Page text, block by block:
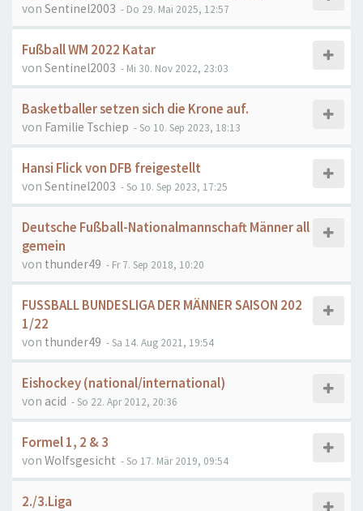
von Sentinel2003 - Do 29. Mai 2025, 12:57
Fußball WM 2022 Katar
von Sentinel2003 - Mi 30. Nov 2022, 23:03
Basketballer setzen sich die Krone auf.
von Familie Tschiep - So 10. Sep 2023, 18:13
Hansi Flick von DFB freigestellt
von Sentinel2003 - So 10. Sep 2023, 17:25
Deutsche Fußball-Nationalmannschaft Männer all
gemein
von thunder49 - Fr 7. Sep 2018, 10:20
FUSSBALL BUNDESLIGA DER MÄNNER SAISON 202
1/22
von thunder49 - Sa 14. Aug 2021, 19:54
Eishockey (national/international)
von acid - So 22. Apr 2012, 20:36
Formel 1, 2 & 3
von Wolfsgesicht - So 17. Mär 2019, 09:54
2./3.Liga